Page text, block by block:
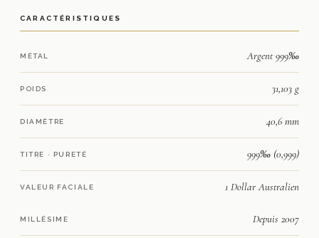
CARACTÉRISTIQUES
MÉTAL Argent 999‰
POIDS 31,103 g
DIAMÈTRE 40,6 mm
TITRE · PURETÉ 999‰ (0,999)
VALEUR FACIALE 1 Dollar Australien
MILLÉSIME Depuis 2007